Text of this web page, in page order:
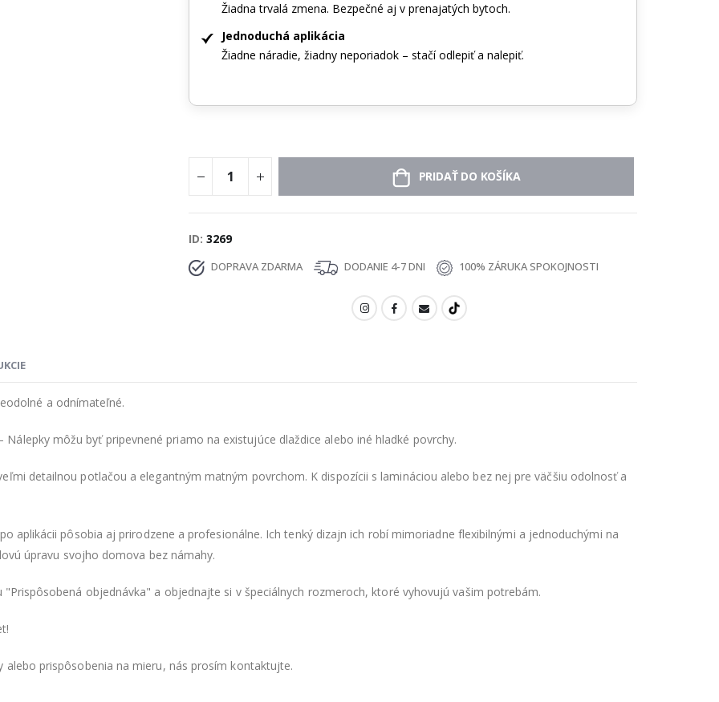
Žiadna trvalá zmena. Bezpečné aj v prenajatých bytoch.
Jednoduchá aplikácia
Žiadne náradie, žiadny neporiadok – stačí odlepiť a nalepiť.
PRIDAŤ DO KOŠÍKA
ID 3269
DOPRAVA ZDARMA DODANIE 4-7 DNI 100% ZÁRUKA SPOKOJNOSTI
a odnímateľné.
Nálepky môžu byť pripevnené priamo na existujúce dlaždice alebo iné hladké povrchy.
detailnou potlačou a elegantným matným povrchom. K dispozícii s lamináciou alebo bez nej pre väčšiu odolnosť a
aplikácii pôsobia aj prirodzene a profesionálne. Ich tenký dizajn ich robí mimoriadne flexibilnými a jednoduchými na
úpravu svojho domova bez námahy.
objednávka" a objednajte si v špeciálnych rozmeroch, ktoré vyhovujú vašim potrebám.
alebo prispôsobenia na mieru, nás prosím kontaktujte.